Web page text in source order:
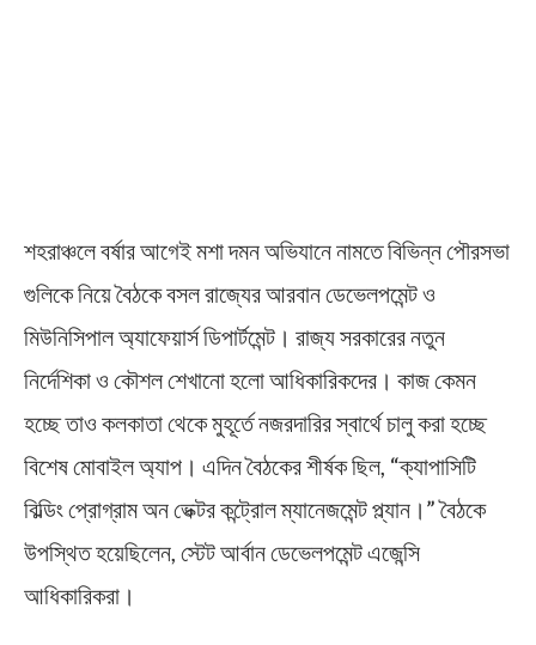
শহরাঞ্চলে বর্ষার আগেই মশা দমন অভিযানে নামতে বিভিন্ন পৌরসভা
গুলিকে নিয়ে বৈঠকে বসল রাজ্যের আরবান ডেভেলপমেন্ট ও
মিউনিসিপাল অ্যাফেয়ার্স ডিপার্টমেন্ট। রাজ্য সরকারের নতুন
নির্দেশিকা ও কৌশল শেখানো হলো আধিকারিকদের। কাজ কেমন
হচ্ছে তাও কলকাতা থেকে মুহূর্তে নজরদারির স্বার্থে চালু করা হচ্ছে
বিশেষ মোবাইল অ্যাপ। এদিন বৈঠকের শীর্ষক ছিল, “ক্যাপাসিটি
বিল্ডিং প্রোগ্রাম অন ভেক্টর কন্ট্রোল ম্যানেজমেন্ট প্ল্যান।” বৈঠকে
উপস্থিত হয়েছিলেন, স্টেট আর্বান ডেভেলপমেন্ট এজেন্সি
আধিকারিকরা।